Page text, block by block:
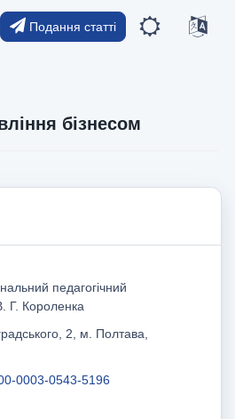
Подання статті
бізнесом
педагогічний
Г. Короленка
2, м. Полтава,
0003-0543-5196